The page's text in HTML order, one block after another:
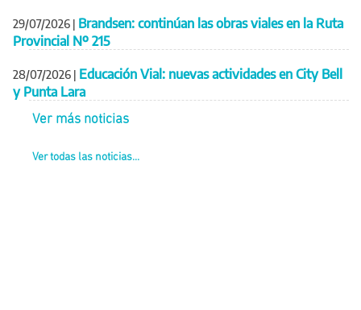
29/07/2026 | Brandsen: continúan las obras viales en la Ruta
Provincial Nº 215
28/07/2026 | Educación Vial: nuevas actividades en City Bell
y Punta Lara
Ver más noticias
Ver todas las noticias...